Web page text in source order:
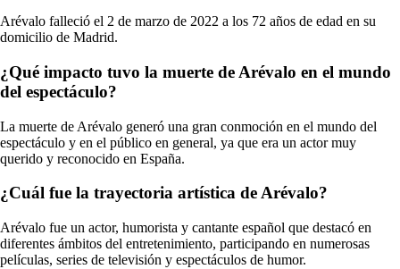
Arévalo falleció el 2 de marzo de 2022 a los 72 años de edad en su
domicilio de Madrid.
¿Qué impacto tuvo la muerte de Arévalo en el mundo
del espectáculo?
La muerte de Arévalo generó una gran conmoción en el mundo del
espectáculo y en el público en general, ya que era un actor muy
querido y reconocido en España.
¿Cuál fue la trayectoria artística de Arévalo?
Arévalo fue un actor, humorista y cantante español que destacó en
diferentes ámbitos del entretenimiento, participando en numerosas
películas, series de televisión y espectáculos de humor.